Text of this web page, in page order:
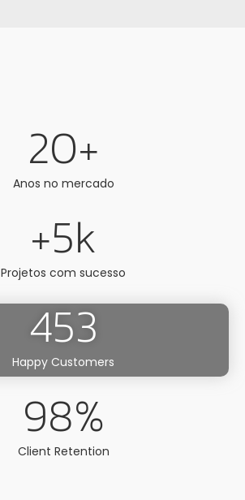
Anos no mercado
20+
Projetos com sucesso
+5k
Happy Customers
453
Client Retention
98%